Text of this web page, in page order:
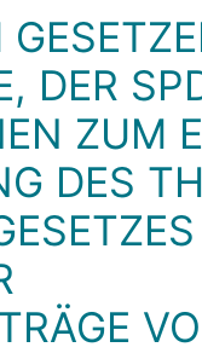
DER
ZUM
DES